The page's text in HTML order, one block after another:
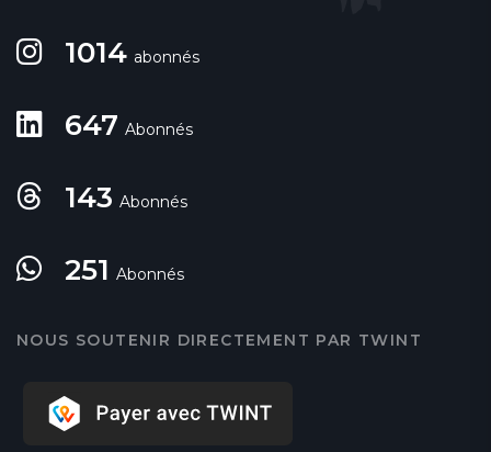
1014 abonnés
647 Abonnés
143 Abonnés
251 Abonnés
NOUS SOUTENIR DIRECTEMENT PAR TWINT